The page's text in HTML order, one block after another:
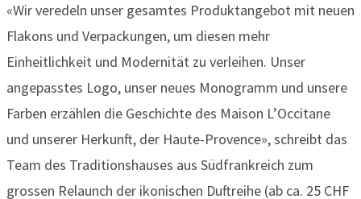
«Wir veredeln unser gesamtes Produktangebot mit neuen
Flakons und Verpackungen, um diesen mehr
Einheitlichkeit und Modernität zu verleihen. Unser
angepasstes Logo, unser neues Monogramm und unsere
Farben erzählen die Geschichte des Maison L’Occitane
und unserer Herkunft, der Haute-Provence», schreibt das
Team des Traditionshauses aus Südfrankreich zum
grossen Relaunch der ikonischen Duftreihe (ab ca. 25 CHF